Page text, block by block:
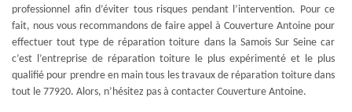
professionnel afin d’éviter tous risques pendant l’intervention. Pour ce
fait, nous vous recommandons de faire appel à Couverture Antoine pour
effectuer tout type de réparation toiture dans la Samois Sur Seine car
c’est l’entreprise de réparation toiture le plus expérimenté et le plus
qualifié pour prendre en main tous les travaux de réparation toiture dans
tout le 77920. Alors, n’hésitez pas à contacter Couverture Antoine.